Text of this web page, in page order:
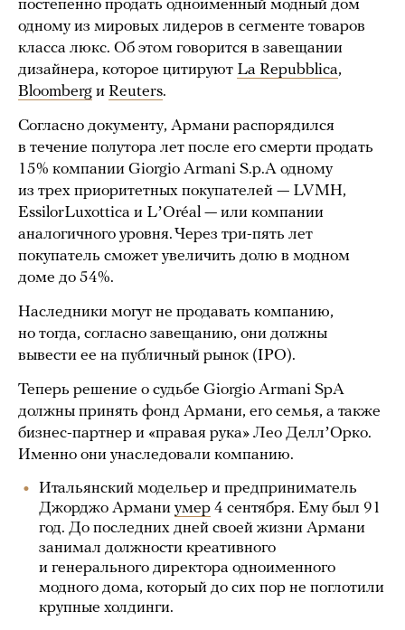
постепенно продать одноименный модный дом
одному из мировых лидеров в сегменте товаров
класса люкс. Об этом говорится в завещании
дизайнера, которое цитируют La Repubblica,
Bloomberg и Reuters.
Согласно документу, Армани распорядился
в течение полутора лет после его смерти продать
15% компании Giorgio Armani S.p.A одному
из трех приоритетных покупателей — LVMH,
EssilorLuxottica и LʼOréal — или компании
аналогичного уровня. Через три-пять лет
покупатель сможет увеличить долю в модном
доме до 54%.
Наследники могут не продавать компанию,
но тогда, согласно завещанию, они должны
вывести ее на публичный рынок (IPO).
Теперь решение о судьбе Giorgio Armani SpA
должны принять фонд Армани, его семья, а также
бизнес-партнер и «правая рука» Лео ДеллʼОрко.
Именно они унаследовали компанию.
Итальянский модельер и предприниматель
Джорджо Армани умер 4 сентября. Ему был 91
год. До последних дней своей жизни Армани
занимал должности креативного
и генерального директора одноименного
модного дома, который до сих пор не поглотили
крупные холдинги.